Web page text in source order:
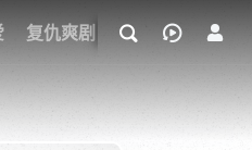
复仇爽剧 玄幻武侠 奇幻